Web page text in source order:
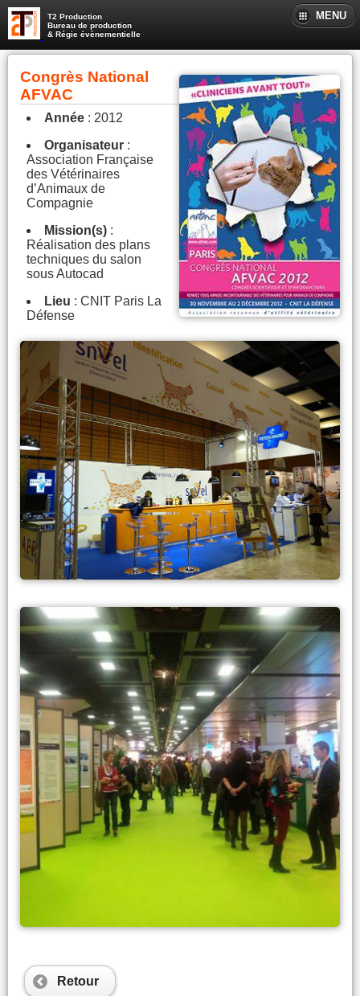
T2 Production
Bureau de production
& Régie évènementielle
MENU
Congrès National
AFVAC
Année : 2012
Organisateur :
Association Française
des Vétérinaires
d’Animaux de
Compagnie
Mission(s) :
Réalisation des plans
techniques du salon
sous Autocad
Lieu : CNIT Paris La
Défense
Retour